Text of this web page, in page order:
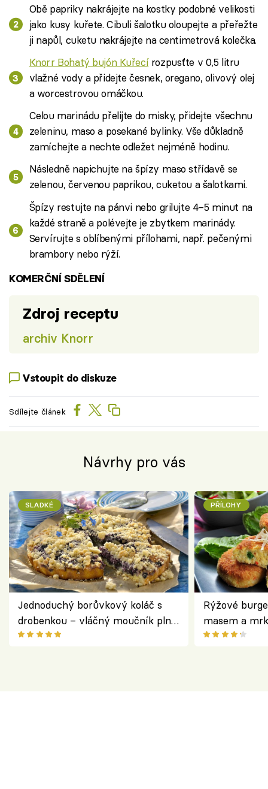
Obě papriky nakrájejte na kostky podobné velikosti
jako kusy kuřete. Cibuli šalotku oloupejte a přeřežte
ji napůl, cuketu nakrájejte na centimetrová kolečka.
Knorr Bohatý bujón Kuřecírozpusťte v 0,5 litru
vlažné vody a přidejte česnek, oregano, olivový olej
a worcestrovou omáčkou.
Celou marinádu přelijte do misky, přidejte všechnu
zeleninu, maso a posekané bylinky. Vše důkladně
zamíchejte a nechte odležet nejméně hodinu.
Následně napichujte na špízy maso střídavě se
zelenou, červenou paprikou, cuketou a šalotkami.
Špízy restujte na pánvi nebo grilujte 4–5 minut na
každé straně a polévejte je zbytkem marinády.
Servírujte s oblíbenými přílohami, např. pečenými
brambory nebo rýží.
KOMERČNÍ SDĚLENÍ
Zdroj receptu
archiv Knorr
Vstoupit do diskuze
Sdílejte článek
Návrhy pro vás
SLADKÉ
Jednoduchý borůvkový koláč s
drobenkou – vláčný moučník plný
ovoce
PŘÍLOHY
Rýžové
masem a
salátem –